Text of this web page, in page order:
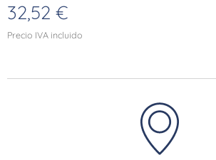
32,52 €
Precio IVA incluido